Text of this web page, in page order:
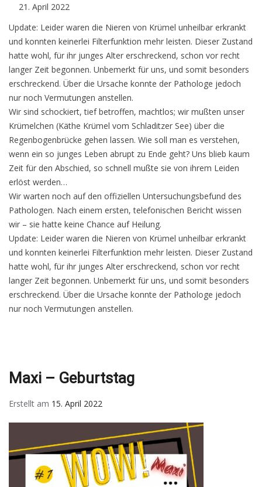
April 2022
Update: Leider waren die Nieren von Krümel unheilbar erkrankt
und konnten keinerlei Filterfunktion mehr leisten. Dieser Zustand
hatte wohl, für ihr junges Alter erschreckend, schon vor recht
langer Zeit begonnen. Unbemerkt für uns, und somit besonders
erschreckend. Über die Ursache konnte der Pathologe jedoch
nur noch Vermutungen anstellen.
Wir sind schockiert, tief betroffen, machtlos; wir mußten unser
Krümelchen (Käthe Krümel vom Schladitzer See) über die
Regenbogenbrücke gehen lassen. Wie soll man es verstehen,
wenn ein so junges Leben abrupt zu Ende geht? Uns blieb kaum
Zeit für den Abschied, so schnell mußte sie von ihrem Leiden
erlöst werden…
Wir warten noch auf den offiziellen Untersuchungsbefund des
Pathologen. Nach einem ersten, telefonischen Bericht wissen
wir – sie hatte keine Chance auf Heilung.
Update: Leider waren die Nieren von Krümel unheilbar erkrankt
und konnten keinerlei Filterfunktion mehr leisten. Dieser Zustand
hatte wohl, für ihr junges Alter erschreckend, schon vor recht
langer Zeit begonnen. Unbemerkt für uns, und somit besonders
erschreckend. Über die Ursache konnte der Pathologe jedoch
nur noch Vermutungen anstellen.
Maxi – Geburtstag
Erstellt am 15. April 2022